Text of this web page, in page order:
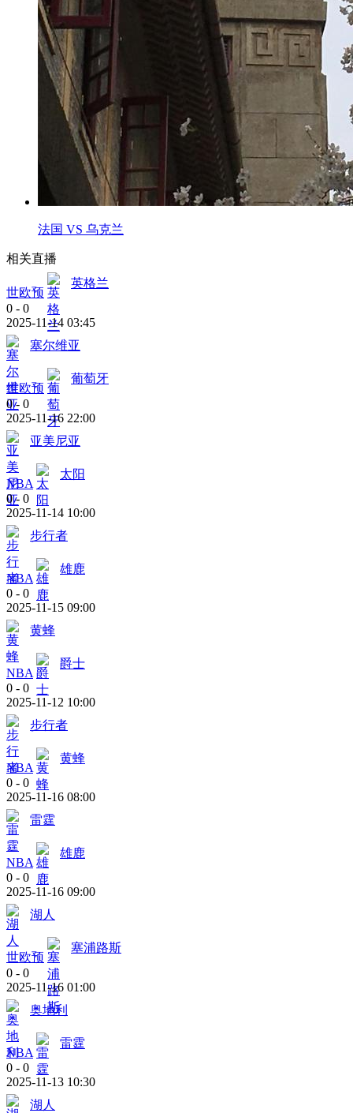
法国 VS 乌克兰
相关直播
世欧预
英格兰
0 - 0
2025-11-14 03:45
塞尔维亚
世欧预
葡萄牙
0 - 0
2025-11-16 22:00
亚美尼亚
NBA
太阳
0 - 0
2025-11-14 10:00
步行者
NBA
雄鹿
0 - 0
2025-11-15 09:00
黄蜂
NBA
爵士
0 - 0
2025-11-12 10:00
步行者
NBA
黄蜂
0 - 0
2025-11-16 08:00
雷霆
NBA
雄鹿
0 - 0
2025-11-16 09:00
湖人
世欧预
塞浦路斯
0 - 0
2025-11-16 01:00
奥地利
NBA
雷霆
0 - 0
2025-11-13 10:30
湖人